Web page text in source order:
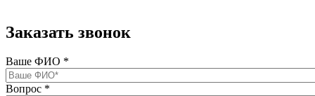
Заказать звонок
Ваше ФИО *
Вопрос *